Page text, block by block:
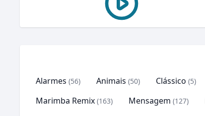
Alarmes (56) Animais (50) Clássico (5)
Marimba Remix (163) Mensagem (127)